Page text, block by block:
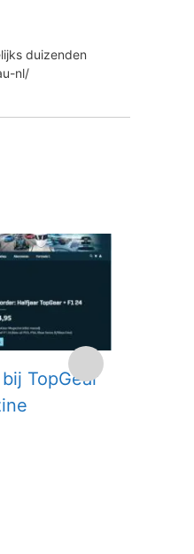
duizenden
nl/
TopGear